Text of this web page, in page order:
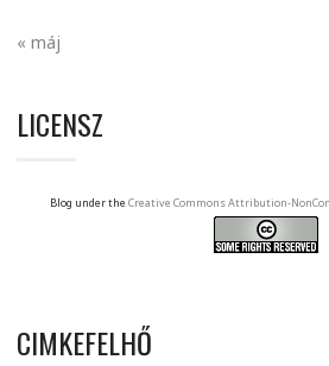
« máj
LICENSZ
Blog under the Creative Commons Attribution-
CIMKEFELHŐ